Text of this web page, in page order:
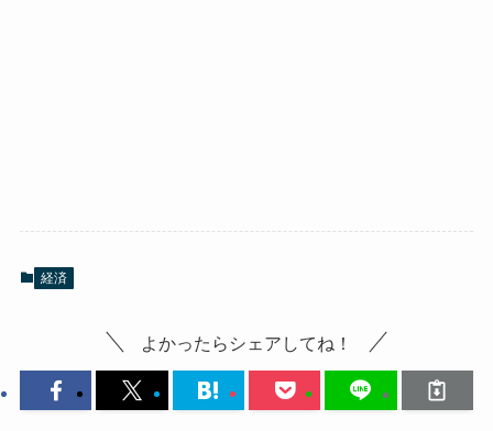
経済
よかったらシェアしてね！